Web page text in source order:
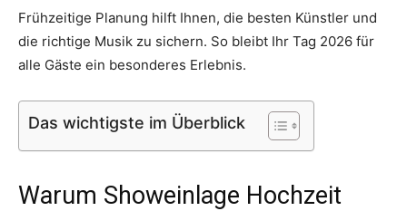
Frühzeitige Planung hilft Ihnen, die besten Künstler und
die richtige Musik zu sichern. So bleibt Ihr Tag 2026 für
alle Gäste ein besonderes Erlebnis.
Das wichtigste im Überblick
Warum Showeinlage Hochzeit